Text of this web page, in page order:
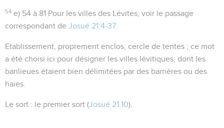
54 e) 54 à 81 Pour les villes des Lévites, voir le passage
correspondant de Josué 21.4-37
Etablissement , proprement enclos, cercle de tentes ; ce mot
a été choisi ici pour désigner les villes lévitiques, dont les
banlieues étaient bien délimitées par des barrières ou des
haies.
Le sort : le premier sort (Josué 21.10).